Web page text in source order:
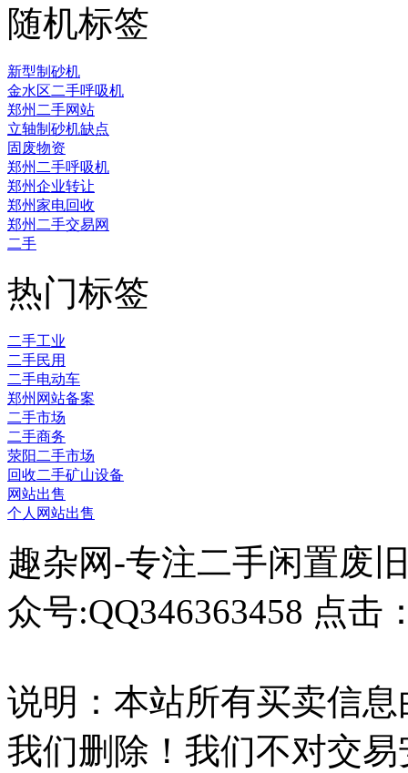
随机标签
新型制砂机
金水区二手呼吸机
郑州二手网站
立轴制砂机缺点
固废物资
郑州二手呼吸机
郑州企业转让
郑州家电回收
郑州二手交易网
二手
热门标签
二手工业
二手民用
二手电动车
郑州网站备案
二手市场
二手商务
荥阳二手市场
回收二手矿山设备
网站出售
个人网站出售
趣杂网-专注二手闲置废
众号:QQ346363458 点击
说明：本站所有买卖信
我们删除！我们不对交